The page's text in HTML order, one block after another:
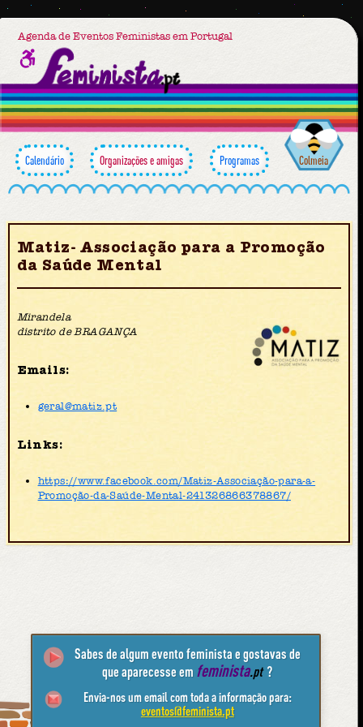
Agenda de Eventos Feministas em Portugal
Calendário Organizações e amigas Programas Colmeia
Matiz- Associação para a Promoção
da Saúde Mental
Mirandela
distrito de BRAGANÇA
Emails:
geral@matiz.pt
Links:
https://www.facebook.com/Matiz-Associação-para-a-
Promoção-da-Saúde-Mental-241326866378867/
Sabes de algum evento feminista e gostavas de
que aparecesse em feminista.pt ?
Envia-nos um email com toda a informação para:
eventos@feminista.pt